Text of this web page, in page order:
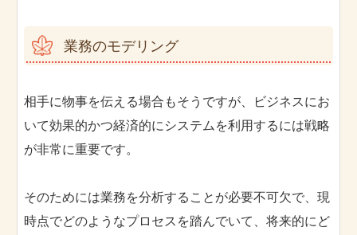
業務のモデリング
相手に物事を伝える場合もそうですが、ビジネスにお
いて効果的かつ経済的にシステムを利用するには戦略
が非常に重要です。
そのためには業務を分析することが必要不可欠で、現
時点でどのようなプロセスを踏んでいて、将来的にど